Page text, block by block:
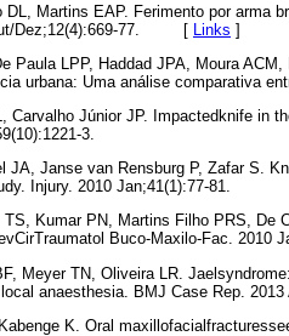
DL, Martins EAP. Ferimento por arma
Dez;12(4):669-77. [ Links ]
Paula LPP, Haddad JPA, Moura
urbana: Uma análise comparativa
Carvalho Júnior JP. Impactedknife in
3.
JA, Janse van Rensburg P, Zafar S.
Injury. 2010 Jan;41(1):77-81.
Kumar PN, Martins Filho PRS, De
Buco-Maxilo-Fac. 2010
Meyer TN, Oliveira LR.
anaesthesia. BMJ Case Rep. 2013
K. Oral